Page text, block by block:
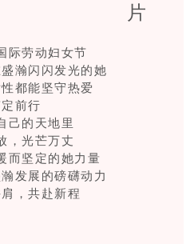
际劳动妇女节
瀚闪闪发光的她
都能坚守热爱
前行
己的天地里
，光芒万丈
而坚定的她力量
发展的磅礴动力
，共赴新程